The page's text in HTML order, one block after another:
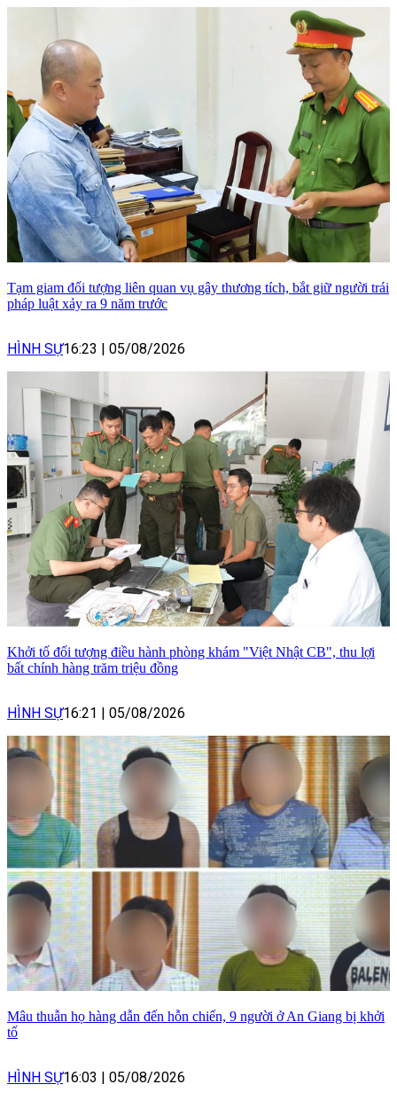
Tạm giam đối tượng liên quan vụ gây thương tích, bắt giữ người trái
pháp luật xảy ra 9 năm trước
HÌNH SỰ16:23 05/08/2026
Khởi tố đối tượng điều hành phòng khám "Việt Nhật CB", thu lợi
bất chính hàng trăm triệu đồng
HÌNH SỰ16:21 05/08/2026
Mâu thuẫn họ hàng dẫn đến hỗn chiến, 9 người ở An Giang bị khởi
tố
HÌNH SỰ16:03 05/08/2026